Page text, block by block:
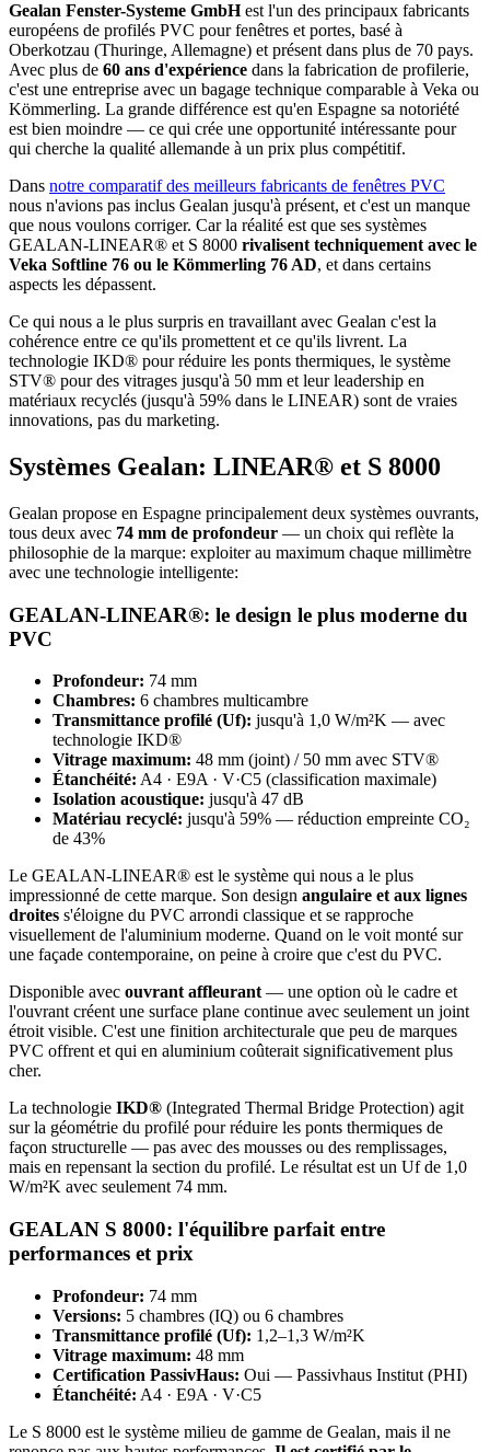
Gealan Fenster-Systeme GmbHest l'un des principaux fabricants
européens de profilés PVC pour fenêtres et portes, basé à
Oberkotzau (Thuringe, Allemagne) et présent dans plus de 70 pays.
Avec plus de 60 ans d'expérience dans la fabrication de profilerie,
c'est une entreprise avec un bagage technique comparable à Veka ou
Kömmerling. La grande différence est qu'en Espagne sa notoriété
est bien moindre — ce qui crée une opportunité intéressante pour
qui cherche la qualité allemande à un prix plus compétitif.
Dans notre comparatif des meilleurs fabricants de fenêtres PVC
nous n'avions pas inclus Gealan jusqu'à présent, et c'est un manque
que nous voulons corriger. Car la réalité est que ses systèmes
GEALAN-LINEAR® et S 8000 rivalisent techniquement avec le
Veka Softline 76 ou le Kömmerling 76 AD, et dans certains
aspects les dépassent.
Ce qui nous a le plus surpris en travaillant avec Gealan c'est la
cohérence entre ce qu'ils promettent et ce qu'ils livrent. La
technologie IKD® pour réduire les ponts thermiques, le système
STV® pour des vitrages jusqu'à 50 mm et leur leadership en
matériaux recyclés (jusqu'à 59% dans le LINEAR) sont de vraies
innovations, pas du marketing.
Systèmes Gealan: LINEAR® et S 8000
Gealan propose en Espagne principalement deux systèmes ouvrants,
tous deux avec 74 mm de profondeur — un choix qui reflète la
philosophie de la marque: exploiter au maximum chaque millimètre
avec une technologie intelligente:
GEALAN-LINEAR®: le design le plus moderne du
PVC
Profondeur: 74 mm
Chambres: 6 chambres multicambre
Transmittance profilé (Uf): jusqu'à 1,0 W/m²K — avec
technologie IKD®
Vitrage maximum: 48 mm (joint) / 50 mm avec STV®
Étanchéité: A4 · E9A · V·C5 (classification maximale)
Isolation acoustique: jusqu'à 47 dB
Matériau recyclé: jusqu'à 59% — réduction empreinte CO₂
de 43%
Le GEALAN-LINEAR® est le système qui nous a le plus
impressionné de cette marque. Son design angulaire et aux lignes
droites s'éloigne du PVC arrondi classique et se rapproche
visuellement de l'aluminium moderne. Quand on le voit monté sur
une façade contemporaine, on peine à croire que c'est du PVC.
Disponible avec ouvrant affleurant — une option où le cadre et
l'ouvrant créent une surface plane continue avec seulement un joint
étroit visible. C'est une finition architecturale que peu de marques
PVC offrent et qui en aluminium coûterait significativement plus
cher.
La technologie IKD® (Integrated Thermal Bridge Protection) agit
sur la géométrie du profilé pour réduire les ponts thermiques de
façon structurelle — pas avec des mousses ou des remplissages,
mais en repensant la section du profilé. Le résultat est un Uf de 1,0
W/m²K avec seulement 74 mm.
GEALAN S 8000: l'équilibre parfait entre
performances et prix
Profondeur: 74 mm
Versions: 5 chambres (IQ) ou 6 chambres
Transmittance profilé (Uf): 1,2–1,3 W/m²K
Vitrage maximum: 48 mm
Certification PassivHaus: Oui — Passivhaus Institut (PHI)
Étanchéité: A4 · E9A · V·C5
Le S 8000 est le système milieu de gamme de Gealan, mais il ne